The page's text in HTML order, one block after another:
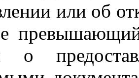
или об
о